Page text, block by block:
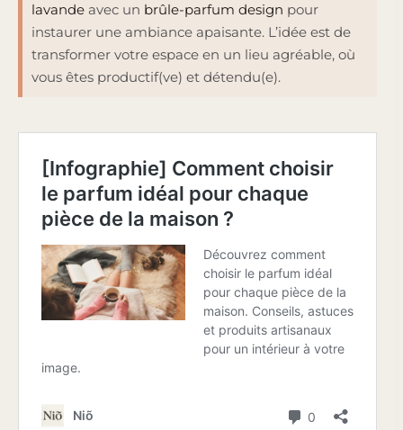
lavande avec un brûle-parfum design pour
instaurer une ambiance apaisante. L’idée est de
transformer votre espace en un lieu agréable, où
vous êtes productif(ve) et détendu(e).